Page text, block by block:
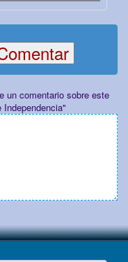
un comentario sobre este